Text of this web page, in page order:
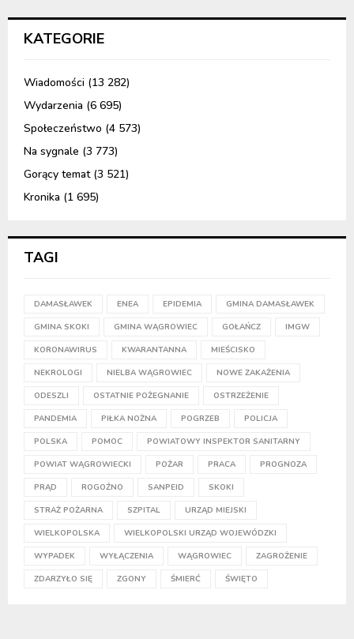
KATEGORIE
Wiadomości (13 282)
Wydarzenia (6 695)
Społeczeństwo (4 573)
Na sygnale (3 773)
Gorący temat(3 521)
Kronika (1 695)
TAGI
DAMASŁAWEK ENEA EPIDEMIA GMINA DAMASŁAWEK
GMINA SKOKI GMINA WĄGROWIEC GOŁAŃCZ IMGW
KORONAWIRUS KWARANTANNA MIEŚCISKO
NEKROLOGI NIELBA WĄGROWIEC NOWE ZAKAŻENIA
ODESZLI OSTATNIE POŻEGNANIE OSTRZEŻENIE
PANDEMIA PIŁKA NOŻNA POGRZEB POLICJA
POLSKA POMOC POWIATOWY INSPEKTOR SANITARNY
POWIAT WĄGROWIECKI POŻAR PRACA PROGNOZA
PRĄD ROGOŹNO SANPEID SKOKI
STRAŻ POŻARNA SZPITAL URZĄD MIEJSKI
WIELKOPOLSKA WIELKOPOLSKI URZĄD WOJEWÓDZKI
WYPADEK WYŁĄCZENIA WĄGROWIEC ZAGROŻENIE
ZDARZYŁO SIĘ ZGONY ŚMIERĆ ŚWIĘTO